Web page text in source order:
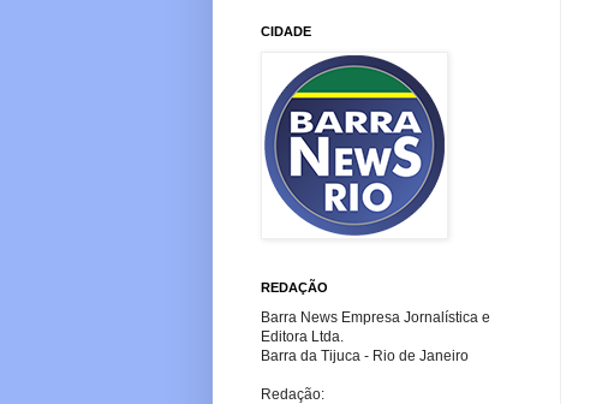
CIDADE
REDAÇÃO
Barra News Empresa Jornalística e
Editora Ltda.
Barra da Tijuca - Rio de Janeiro
Redação: